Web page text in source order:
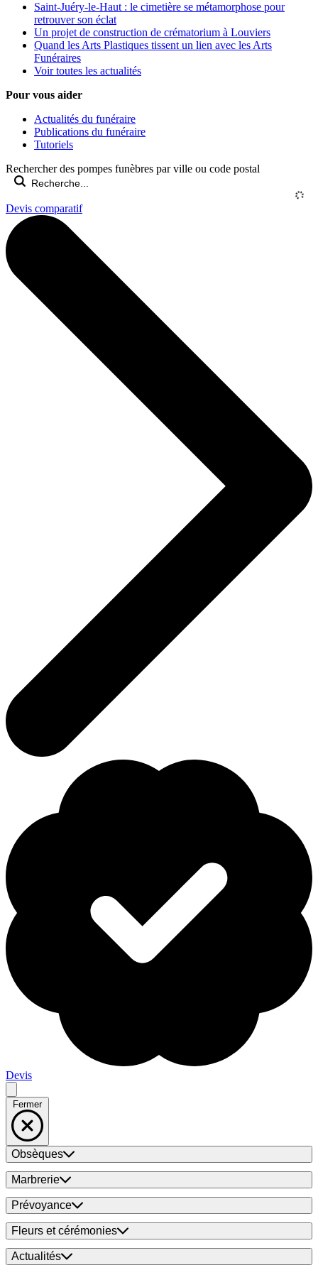
Saint-Juéry-le-Haut : le cimetière se métamorphose pour
retrouver son éclat
Un projet de construction de crématorium à Louviers
Quand les Arts Plastiques tissent un lien avec les Arts
Funéraires
Voir toutes les actualités
Pour vous aider
Actualités du funéraire
Publications du funéraire
Tutoriels
Rechercher des pompes funèbres par ville ou code postal
Devis comparatif
Devis
Fermer
Obsèques
Marbrerie
Prévoyance
Fleurs et cérémonies
Actualités